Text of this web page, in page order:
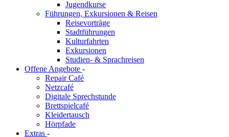
Jugendkurse
Führungen, Exkursionen & Reisen
Reisevorträge
Stadtführungen
Kulturfahrten
Exkursionen
Studien- & Sprachreisen
Offene Angebote -
Repair Café
Netzcafé
Digitale Sprechstunde
Brettspielcafé
Kleidertausch
Hörpfade
Extras -